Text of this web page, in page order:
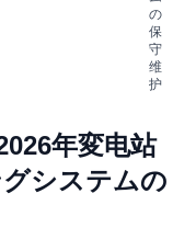
の
保
守
维
护
年変电站
システムの